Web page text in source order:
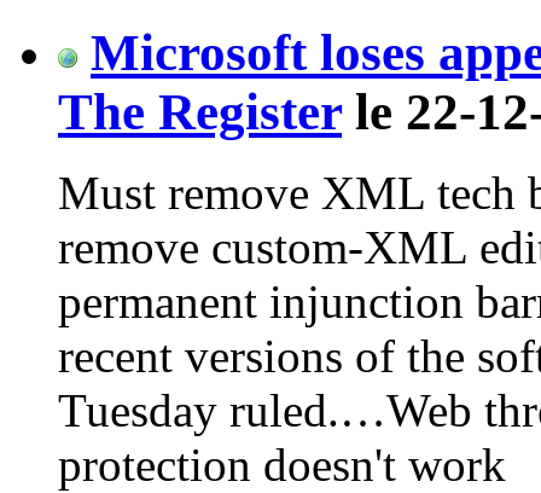
Microsoft loses
The Registerle 22-
Must remove XML tech
remove custom-XML
permanent injunction
recent versions of the
Tuesday ruled.…Web
protection doesn't work